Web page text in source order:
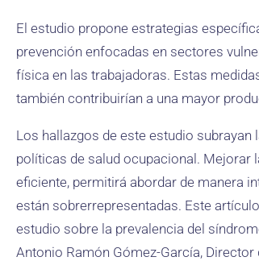
El estudio propone estrategias
prevención enfocadas en sectores
física en las trabajadoras. Estas
también contribuirían a una mayor
Los hallazgos de este estudio
políticas de salud ocupacional. Mejorar
eficiente, permitirá abordar de manera
están sobrerrepresentadas. Este
estudio sobre la prevalencia del
Antonio Ramón Gómez-García, Director